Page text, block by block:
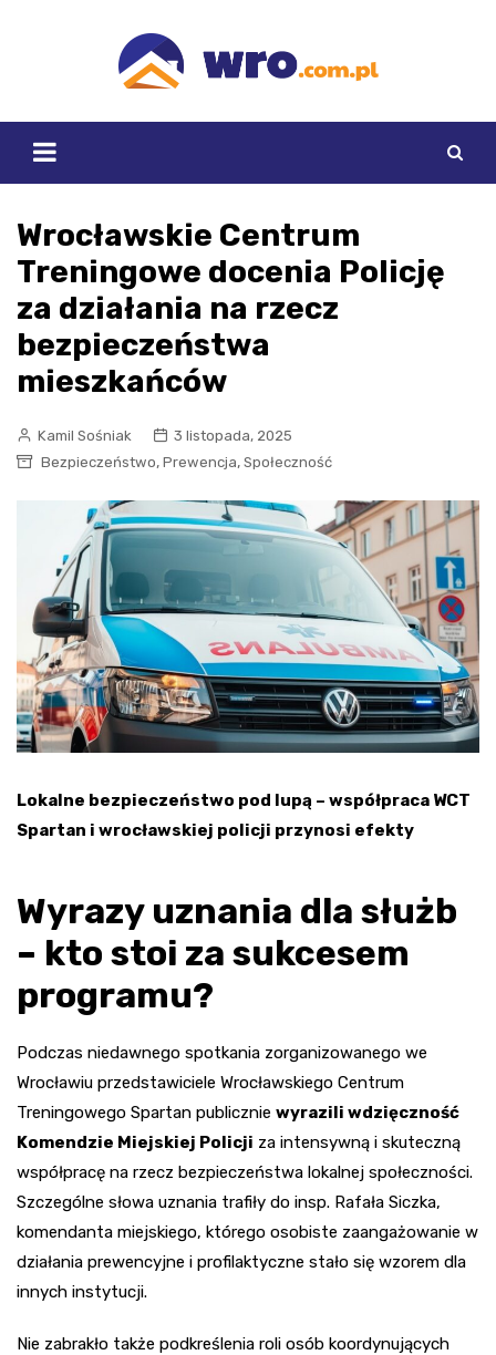
Wrocławskie Centrum
Treningowe docenia Policję
za działania na rzecz
bezpieczeństwa
mieszkańców
Kamil Sośniak
3 listopada, 2025
Bezpieczeństwo, Prewencja, Społeczność
Lokalne bezpieczeństwo pod lupą – współpraca WCT
Spartan i wrocławskiej policji przynosi efekty
Wyrazy uznania dla służb
– kto stoi za sukcesem
programu?
Podczas niedawnego spotkania zorganizowanego we
Wrocławiu przedstawiciele Wrocławskiego Centrum
Treningowego Spartan publicznie wyrazili wdzięczność
Komendzie Miejskiej Policji za intensywną i skuteczną
współpracę na rzecz bezpieczeństwa lokalnej społeczności.
Szczególne słowa uznania trafiły do insp. Rafała Siczka,
komendanta miejskiego, którego osobiste zaangażowanie w
działania prewencyjne i profilaktyczne stało się wzorem dla
innych instytucji.
Nie zabrakło także podkreślenia roli osób koordynujących